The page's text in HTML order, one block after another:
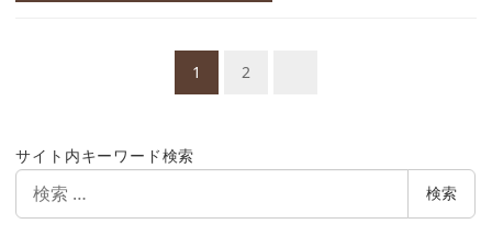
ビ
ゲ
1 2
サイト内キーワード検索
索
検索